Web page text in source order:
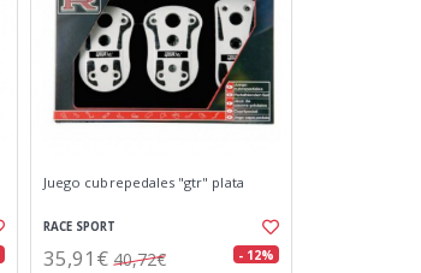
Juego cubrepedales "gtr" plata
RACE SPORT
35,91€ 40,72€ - 12%